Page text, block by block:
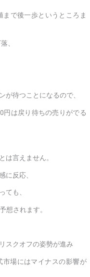
で後一歩というところま
、
が待つことになるので、
円は戻り待ちの売りがでる
は言えません。
に反応、
ても、
想されます。
スクオフの姿勢が進み
市場にはマイナスの影響が